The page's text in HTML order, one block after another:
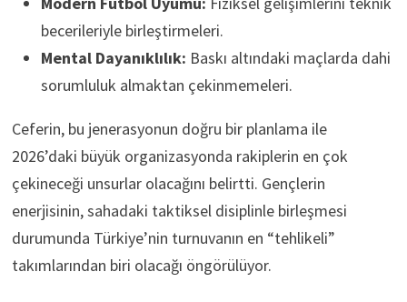
becerileriyle birleştirmeleri.
Mental Dayanıklılık: Baskı altındaki maçlarda dahi
sorumluluk almaktan çekinmemeleri.
Ceferin, bu jenerasyonun doğru bir planlama ile
2026’daki büyük organizasyonda rakiplerin en çok
çekineceği unsurlar olacağını belirtti. Gençlerin
enerjisinin, sahadaki taktiksel disiplinle birleşmesi
durumunda Türkiye’nin turnuvanın en “tehlikeli”
takımlarından biri olacağı öngörülüyor.